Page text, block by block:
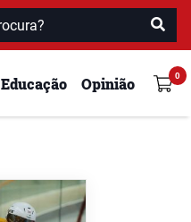
Educação Opinião